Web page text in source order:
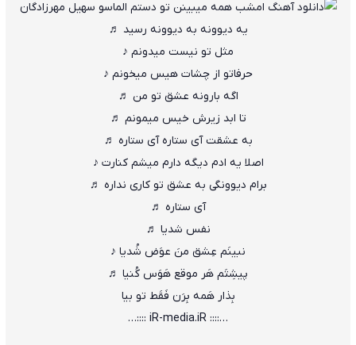
یه دیوونه به دیوونه رسید ♬
مثل تو نیست میدونم ♪
حرفاتو از چشات هیس میخونم ♪
اگه بارونه عشق تو من ♬
تا ابد زیرش خیس میمونم ♬
به عشقت آی ستاره آی ستاره ♬
اصلا یه ادم دیگه دارم میشم کنارت ♪
برام دیوونگی به عشق تو کاری نداره ♬
آی ستاره ♬
نفس شدیا ♬
نبینَم عِشق منَ عوَض شُدیا ♪
پیشِتَم هَر موقع هَوَس کُنیا ♬
بِذار هَمه بِرَن فَقَط تو بیا
…:::: iR-media.iR ::::…